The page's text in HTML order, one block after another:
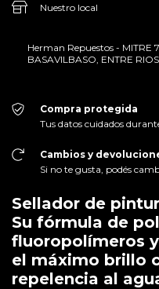
Nuestro local
Herman Repuestos - MITRE
BASAVILBASO, ENTRE
Compra protegida
Tus datos cuidados
Cambios y
Si no te gusta, podés
Sellador de
Su fórmula de
fluoropolímeros
el máximo brillo
repelencia al